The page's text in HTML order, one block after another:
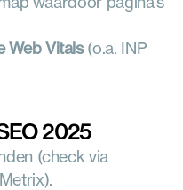
Web Vitals (o.a. INP
2025
(check via